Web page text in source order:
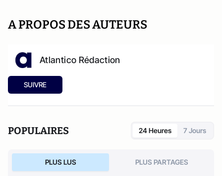
A PROPOS DES AUTEURS
Atlantico Rédaction
SUIVRE
POPULAIRES 24 Heures 7 Jours
PLUS LUS PLUS PARTAGES